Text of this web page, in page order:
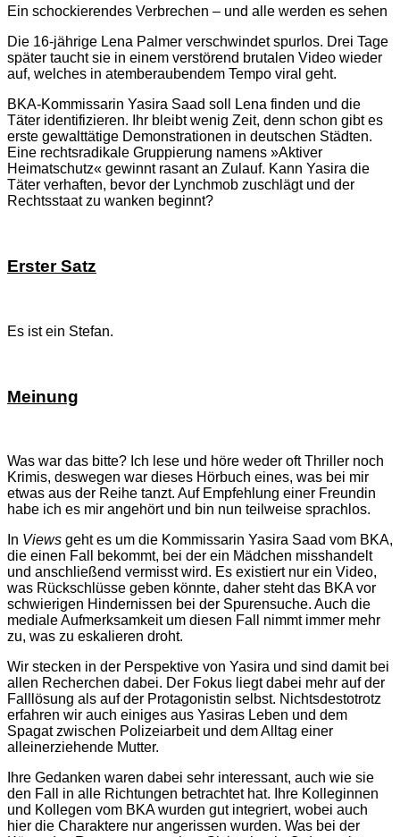
Ein schockierendes Verbrechen – und alle werden es sehen
Die 16-jährige Lena Palmer verschwindet spurlos. Drei Tage
später taucht sie in einem verstörend brutalen Video wieder
auf, welches in atemberaubendem Tempo viral geht.
BKA-Kommissarin Yasira Saad soll Lena finden und die
Täter identifizieren. Ihr bleibt wenig Zeit, denn schon gibt es
erste gewalttätige Demonstrationen in deutschen Städten.
Eine rechtsradikale Gruppierung namens »Aktiver
Heimatschutz« gewinnt rasant an Zulauf. Kann Yasira die
Täter verhaften, bevor der Lynchmob zuschlägt und der
Rechtsstaat zu wanken beginnt?
Erster Satz
Es ist ein Stefan.
Meinung
Was war das bitte? Ich lese und höre weder oft Thriller noch
Krimis, deswegen war dieses Hörbuch eines, was bei mir
etwas aus der Reihe tanzt. Auf Empfehlung einer Freundin
habe ich es mir angehört und bin nun teilweise sprachlos.
In Views geht es um die Kommissarin Yasira Saad vom BKA,
die einen Fall bekommt, bei der ein Mädchen misshandelt
und anschließend vermisst wird. Es existiert nur ein Video,
was Rückschlüsse geben könnte, daher steht das BKA vor
schwierigen Hindernissen bei der Spurensuche. Auch die
mediale Aufmerksamkeit um diesen Fall nimmt immer mehr
zu, was zu eskalieren droht.
Wir stecken in der Perspektive von Yasira und sind damit bei
allen Recherchen dabei. Der Fokus liegt dabei mehr auf der
Falllösung als auf der Protagonistin selbst. Nichtsdestotrotz
erfahren wir auch einiges aus Yasiras Leben und dem
Spagat zwischen Polizeiarbeit und dem Alltag einer
alleinerziehende Mutter.
Ihre Gedanken waren dabei sehr interessant, auch wie sie
den Fall in alle Richtungen betrachtet hat. Ihre Kolleginnen
und Kollegen vom BKA wurden gut integriert, wobei auch
hier die Charaktere nur angerissen wurden. Was bei der